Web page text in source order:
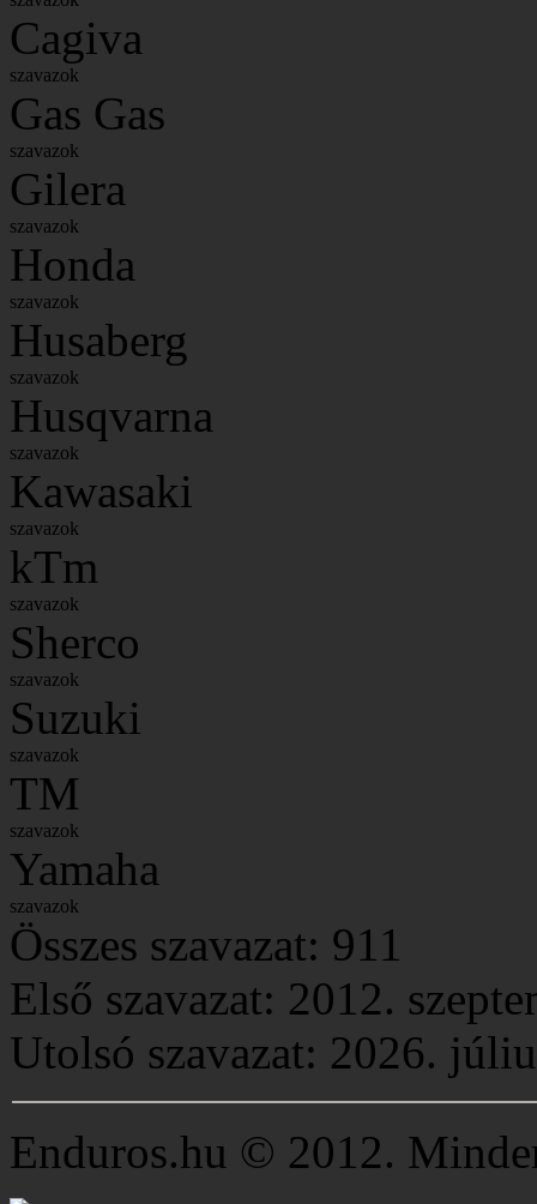
Cagiva
szavazok
Gas Gas
szavazok
Gilera
szavazok
Honda
szavazok
Husaberg
szavazok
Husqvarna
szavazok
Kawasaki
szavazok
kTm
szavazok
Sherco
szavazok
Suzuki
szavazok
TM
szavazok
Yamaha
szavazok
Összes szavazat: 911
Első szavazat: 2012.
Utolsó szavazat: 2026.
Enduros.hu © 2012.